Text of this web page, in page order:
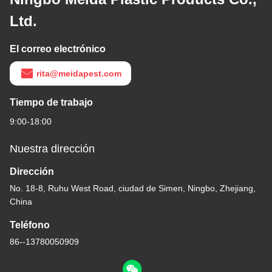
Ltd.
Tiempo de trabajo
9:00-18:00
Dirección
No. 18-8, Ruhu West Road, ciudad de Simen, Ningbo, Zhejiang,
China
86--13780050909